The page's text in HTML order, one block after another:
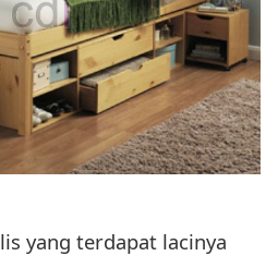
yang terdapat lacinya